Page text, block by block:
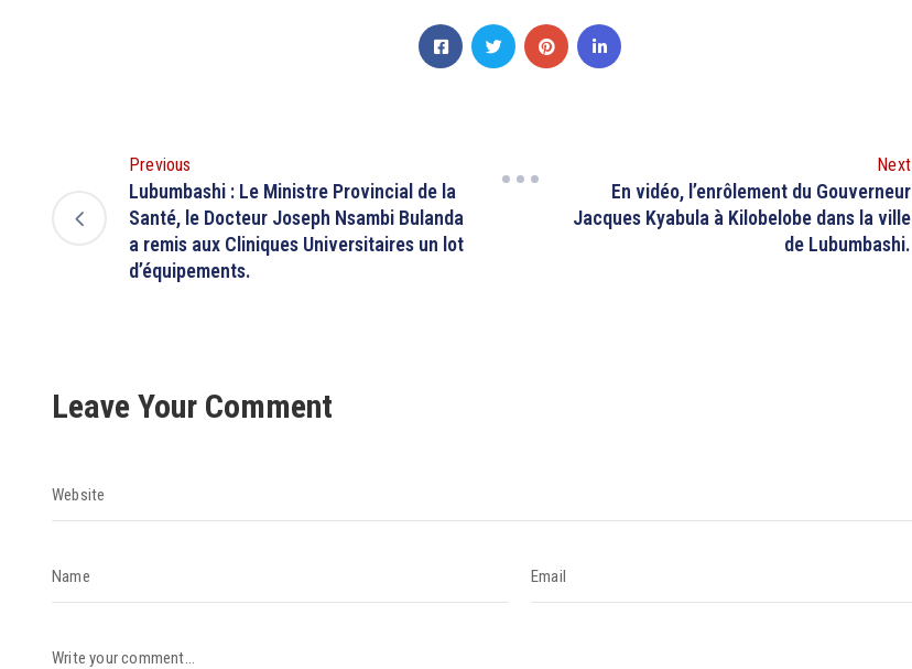
Previous
Lubumbashi : Le Ministre Provincial de la
Santé, le Docteur Joseph Nsambi Bulanda
a remis aux Cliniques Universitaires un lot
d’équipements.
Next
En vidéo, l’enrôlement du Gouverneur
Jacques Kyabula à Kilobelobe dans la ville
de Lubumbashi.
Leave Your Comment